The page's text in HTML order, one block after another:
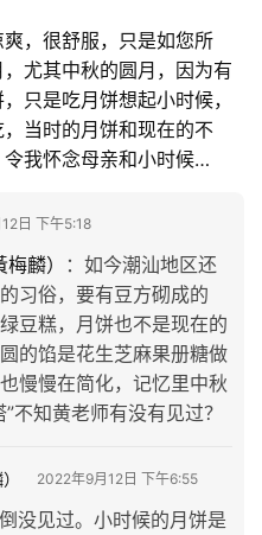
，很舒服，只是如您所
尤其中秋的圆月，因为有
只是吃月饼想起小时候，
当时的月饼和现在的不
我怀念母亲和小时候…
日 下午5:18
麟） ： 如今潮汕地区还
习俗，要有豆方砌成的
豆糕，月饼也不是现在的
的馅是花生芝麻果册糖做
慢慢在简化，记忆里中秋
不知黄老师有没有见过？
2022年9月12日 下午6:55
没见过。小时候的月饼是